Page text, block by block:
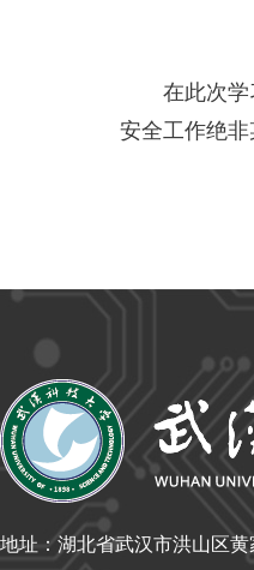
在此次
安全工作绝
地址：湖北省武汉市洪山区